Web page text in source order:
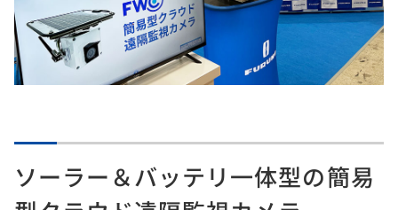
ソーラー＆バッテリ一体型の簡易